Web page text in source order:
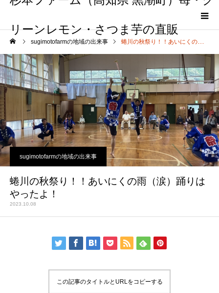
リーンレモン・さつま芋の直販
sugimotofarmの地域の出来事 蜷川の秋祭り！！あいにくの雨（涙）踊りはやったよ！
sugimotofarmの地域の出来事
蜷川の秋祭り！！あいにくの雨（涙）踊りは
やったよ！
2023.10.08
この記事のタイトルとURLをコピーする